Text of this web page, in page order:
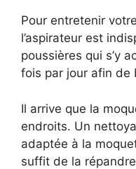
Pour entretenir
l’aspirateur est
poussières qui s’y
fois par jour afin de
Il arrive que la
endroits. Un
adaptée à la
suffit de la